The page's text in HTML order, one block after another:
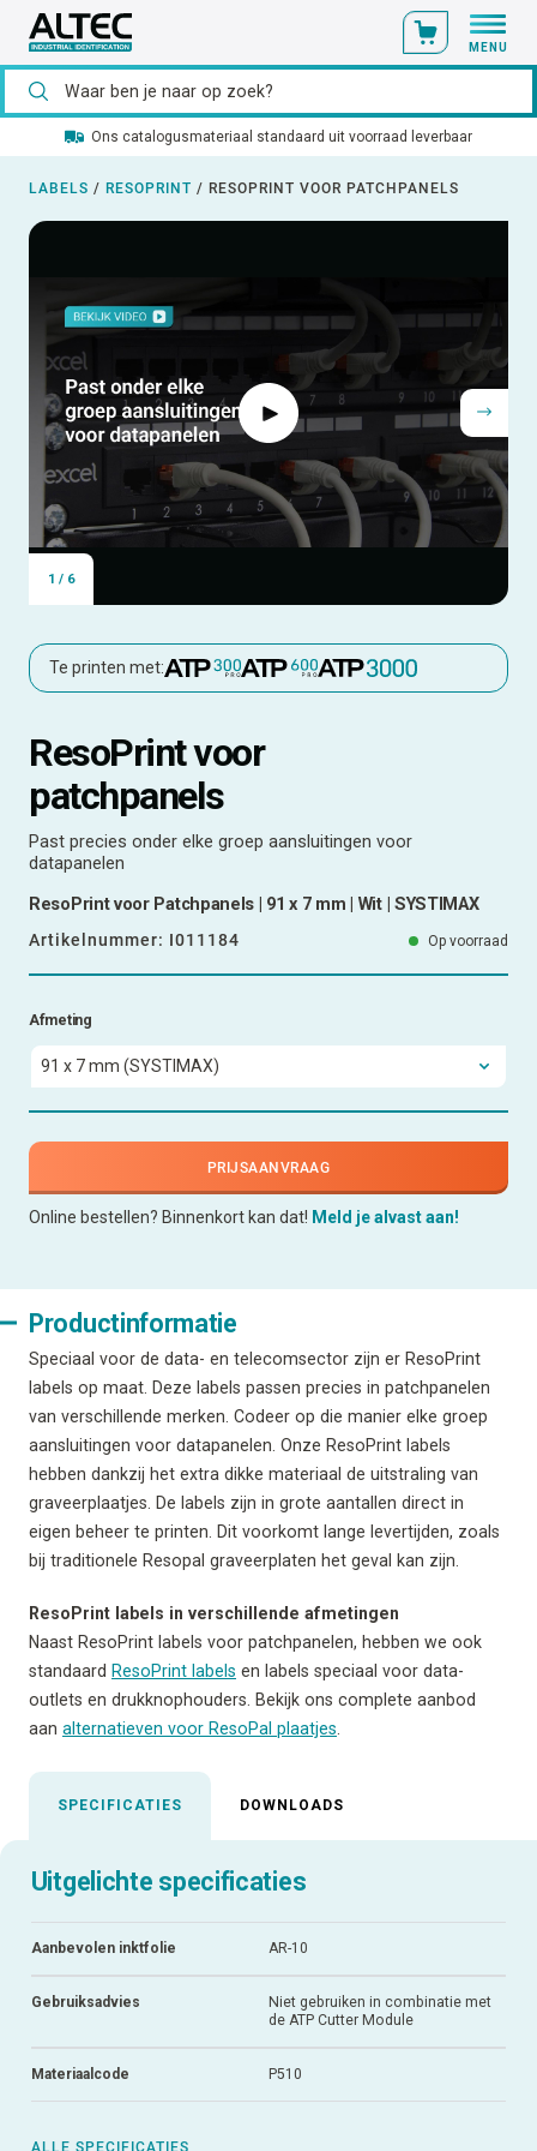
MENU
Ons catalogusmateriaal standaard uit voorraad leverbaar
LABELS / RESOPRINT / RESOPRINT VOOR PATCHPANELS
1 / 6
Te printen met:
ResoPrint voor
patchpanels
Past precies onder elke groep aansluitingen voor
datapanelen
ResoPrint voor Patchpanels | 91 x 7 mm | Wit | SYSTIMAX
Artikelnummer: I011184 Op voorraad
Afmeting
PRIJSAANVRAAG
Online bestellen? Binnenkort kan dat! Meld je alvast aan!
Productinformatie
Speciaal voor de data- en telecomsector zijn er ResoPrint
labels op maat. Deze labels passen precies in patchpanelen
van verschillende merken. Codeer op die manier elke groep
aansluitingen voor datapanelen. Onze ResoPrint labels
hebben dankzij het extra dikke materiaal de uitstraling van
graveerplaatjes. De labels zijn in grote aantallen direct in
eigen beheer te printen. Dit voorkomt lange levertijden, zoals
bij traditionele Resopal graveerplaten het geval kan zijn.
ResoPrint labels in verschillende afmetingen
Naast ResoPrint labels voor patchpanelen, hebben we ook
standaard ResoPrint labels en labels speciaal voor data-
outlets en drukknophouders. Bekijk ons complete aanbod
aan alternatieven voor ResoPal plaatjes
SPECIFICATIES DOWNLOADS
Uitgelichte specificaties
Aanbevolen inktfolie AR-10
Gebruiksadvies
Niet gebruiken in combinatie met
de ATP Cutter Module
Materiaalcode P510
ALLE SPECIFICATIES